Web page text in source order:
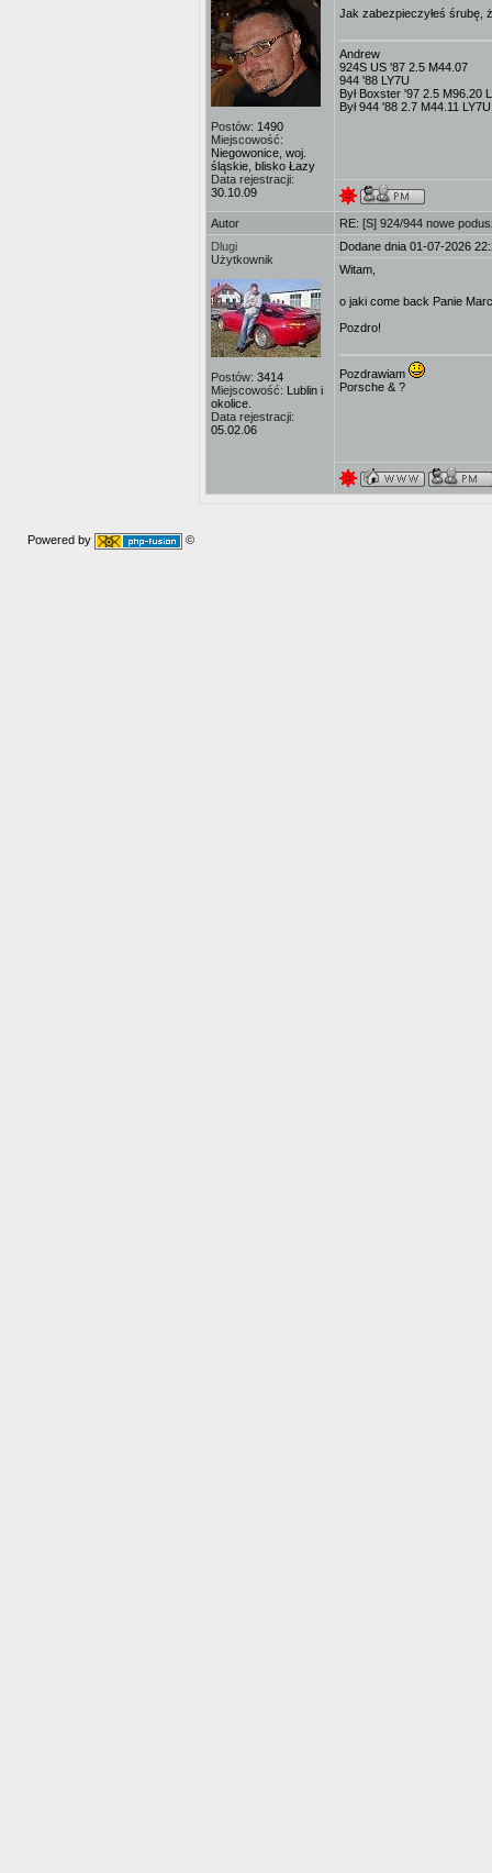
Postów: 1490
Miejscowość:
Niegowonice, woj.
śląskie, blisko Łazy
Data rejestracji:
30.10.09
Jak zabezpieczyłeś śrubę,
Andrew
924S US '87 2.5 M44.07
944 '88 LY7U
Był Boxster '97 2.5 M96.20
Był 944 '88 2.7 M44.11
Autor
RE: [S] 924/944 nowe
Dlugi
Użytkownik
Postów: 3414
Miejscowość: Lublin i
okolice.
Data rejestracji:
05.02.06
Dodane dnia 01-07-2026
Witam,
o jaki come back Panie
Pozdro!
Pozdrawiam
Porsche & ?
Powered by ©